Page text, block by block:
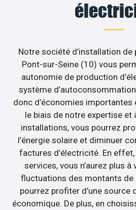
Notre société d’installation de
Pont-sur-Seine (10) vous
autonomie de production
système
donc d’économies importantes
le biais de notre expertise et
installations, vous pourrez
l’énergie solaire et diminuer
factures d’électricité. En
services, vous n’aurez plus
fluctuations des montants de
pourrez profiter d’une source
économique. De plus, en